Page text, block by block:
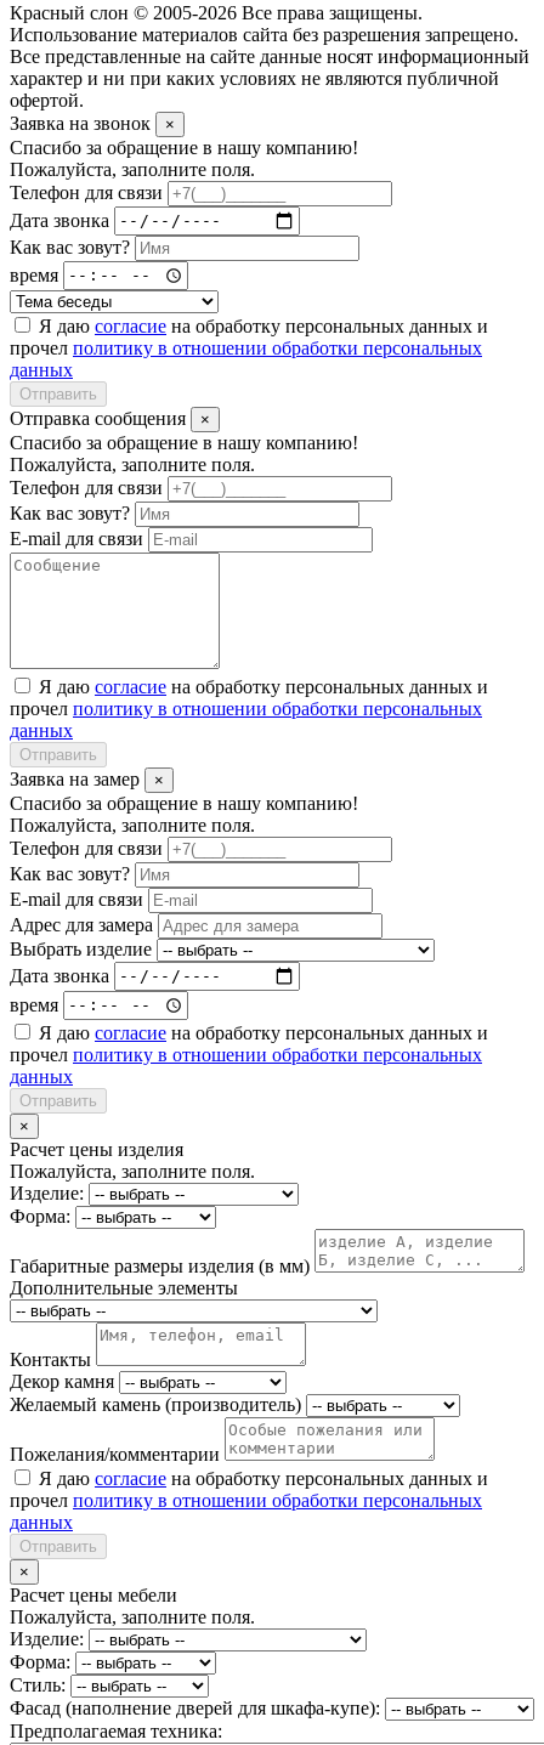
Красный слон © 2005-2026 Все права защищены.
Использование материалов сайта без разрешения запрещено.
Все представленные на сайте данные носят информационный
характер и ни при каких условиях не являются публичной
офертой.
Заявка на звонок
×
Спасибо за обращение в нашу компанию!
Пожалуйста, заполните поля.
Телефон для связи
Дата звонка
Как вас зовут?
время
Я даю согласие на обработку персональных данных и
прочел политику в отношении обработки персональных
данных
Отправить
Отправка сообщения ×
Спасибо за обращение в нашу компанию!
Пожалуйста, заполните поля.
Телефон для связи
Как вас зовут?
E-mail для связи
Я даю согласие на обработку персональных данных и
прочел политику в отношении обработки персональных
данных
Отправить
Заявка на замер ×
Спасибо за обращение в нашу компанию!
Пожалуйста, заполните поля.
Телефон для связи
Как вас зовут?
E-mail для связи
Адрес для замера
Выбрать изделие
Дата звонка
время
Я даю согласие на обработку персональных данных и
прочел политику в отношении обработки персональных
данных
Отправить
×
Расчет цены изделия
Пожалуйста, заполните поля.
Изделие:
Форма:
Габаритные размеры изделия (в мм)
Дополнительные элементы
Контакты
Декор камня
Желаемый камень (производитель)
Пожелания/комментарии
Я даю согласие на обработку персональных данных и
прочел политику в отношении обработки персональных
данных
Отправить
×
Расчет цены мебели
Пожалуйста, заполните поля.
Изделие:
Форма:
Стиль:
Фасад (наполнение дверей для шкафа-купе):
Предполагаемая техника: